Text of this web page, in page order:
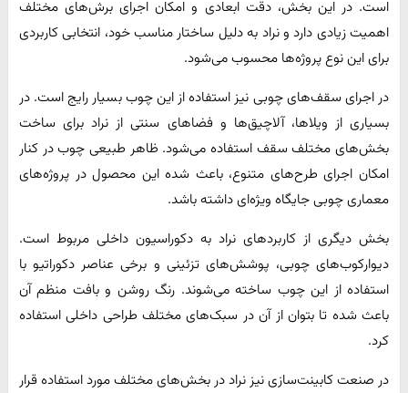
است. در این بخش، دقت ابعادی و امکان اجرای برش‌های مختلف
اهمیت زیادی دارد و نراد به دلیل ساختار مناسب خود، انتخابی کاربردی
برای این نوع پروژه‌ها محسوب می‌شود.
در اجرای سقف‌های چوبی نیز استفاده از این چوب بسیار رایج است. در
بسیاری از ویلاها، آلاچیق‌ها و فضاهای سنتی از نراد برای ساخت
بخش‌های مختلف سقف استفاده می‌شود. ظاهر طبیعی چوب در کنار
امکان اجرای طرح‌های متنوع، باعث شده این محصول در پروژه‌های
معماری چوبی جایگاه ویژه‌ای داشته باشد.
بخش دیگری از کاربردهای نراد به دکوراسیون داخلی مربوط است.
دیوارکوب‌های چوبی، پوشش‌های تزئینی و برخی عناصر دکوراتیو با
استفاده از این چوب ساخته می‌شوند. رنگ روشن و بافت منظم آن
باعث شده تا بتوان از آن در سبک‌های مختلف طراحی داخلی استفاده
کرد.
در صنعت کابینت‌سازی نیز نراد در بخش‌های مختلف مورد استفاده قرار